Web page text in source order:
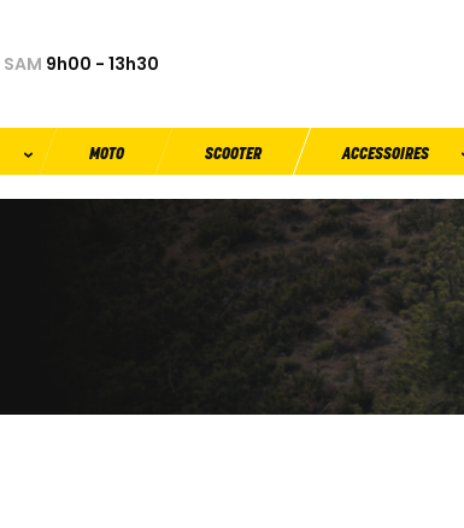
SAM 9h00 - 13h30
MOTO SCOOTER ACCESSOIRES